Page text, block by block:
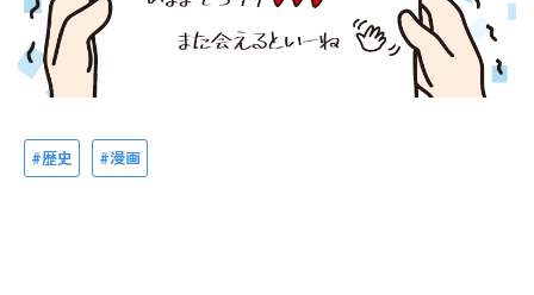
歴史 漫画